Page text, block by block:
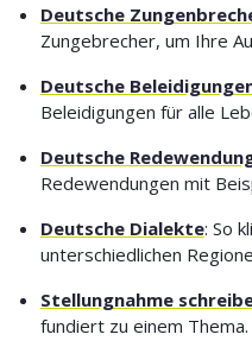
Deutsche
Zungebrecher, um Ihre
Deutsche
Beleidigungen für alle
Deutsche
Redewendungen mit
Deutsche Dialekte: So
unterschiedlichen
Stellungnahme
fundiert zu einem Thema.